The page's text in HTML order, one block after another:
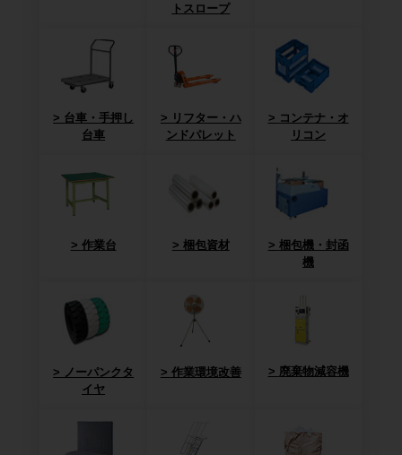
トスロープ
台車・手押し
台車
リフター・ハ
ンドパレット
コンテナ・オ
リコン
作業台 梱包資材
梱包機・封函
機
ノーパンクタ
イヤ
作業環境改善 廃棄物減容機